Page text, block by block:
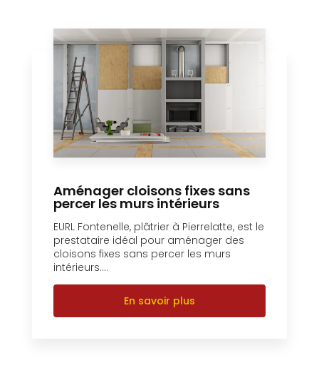
Aménager cloisons fixes sans
percer les murs intérieurs
EURL Fontenelle, plâtrier à Pierrelatte, est le
prestataire idéal pour aménager des
cloisons fixes sans percer les murs
intérieurs....
En savoir plus